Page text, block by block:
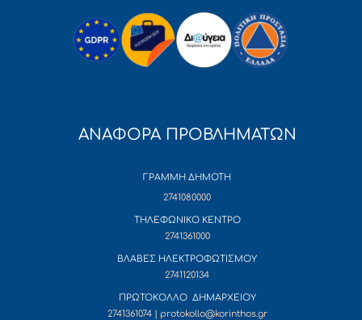
ΑΝΑΦΟΡΑ ΠΡΟΒΛΗΜΑΤΩΝ
ΓΡΑΜΜΗ ΔΗΜΟΤΗ
2741080000
ΤΗΛΕΦΩΝΙΚΟ ΚΕΝΤΡΟ
2741361000
ΒΛΑΒΕΣ ΗΛΕΚΤΡΟΦΩΤΙΣΜΟΥ
2741120134
ΠΡΩΤΟΚΟΛΛΟ ΔΗΜΑΡΧΕΙΟΥ
2741361074 | protokollo@korinthos.gr